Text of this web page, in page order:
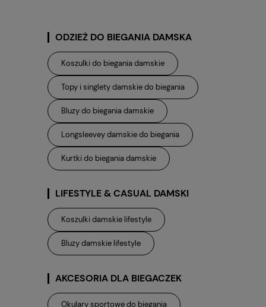
ODZIEŻ DO BIEGANIA DAMSKA
Koszulki do biegania damskie
Topy i singlety damskie do biegania
Bluzy do biegania damskie
Longsleevey damskie do biegania
Kurtki do biegania damskie
LIFESTYLE & CASUAL DAMSKI
Koszulki damskie lifestyle
Bluzy damskie lifestyle
AKCESORIA DLA BIEGACZEK
Okulary sportowe do biegania